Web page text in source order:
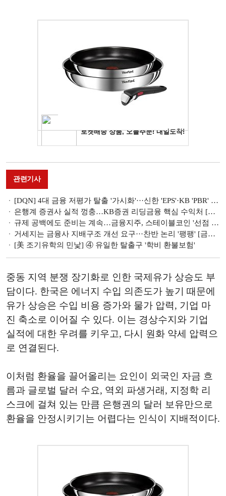
관련기사
[DQN] 4대 금융 저평가 탈출 '가시화'···신한 'EPS'·KB 'PBR' 독보적 [금융권 2026 1분기 리그테이블]
은행계 증권사 실적 껑충…KB증권 리딩금융 핵심 수익처 [금융사 2026 1분기 실적]
규제 공백에도 준비는 계속…금융지주, 스테이블코인 '선점 경쟁' [스테이블코인 新지형도 ②]
거세지는 금융사 지배구조 개선 요구···찬반 논리 '팽팽' [금융사 지배구조 점검]
[美 조기유학의 민낯] ④ 유일한 탈출구 '학비 환불보험'
중동 지역 분쟁 장기화로 인한 국제유가 상승도 부
담이다. 한국은 에너지 수입 의존도가 높기 때문에
유가 상승은 수입 비용 증가와 물가 압력, 기업 마
진 축소로 이어질 수 있다. 이는 경상수지와 기업
실적에 대한 우려를 키우고, 다시 원화 약세 압력으
로 연결된다.
이처럼 환율을 끌어올리는 요인이 외국인 자금 흐
름과 글로벌 달러 수요, 역외 파생거래, 지정학 리
스크에 걸쳐 있는 만큼 은행권의 달러 보유만으로
환율을 안정시키기는 어렵다는 인식이 지배적이다.